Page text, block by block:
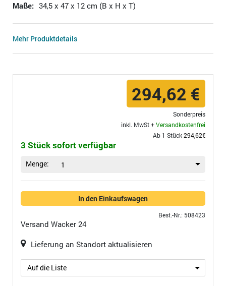
Maße: 34,5 x 47 x 12 cm (B x H x T)
Mehr Produktdetails
294,62 €
Sonderpreis
inkl. MwSt +Versandkostenfrei
Ab 1 Stück294,62€
3 Stück sofort verfügbar
Menge: 1
In den Einkaufswagen
Best.-Nr.: 508423
Versand Wacker 24
Lieferung an Standort aktualisieren
Auf die Liste